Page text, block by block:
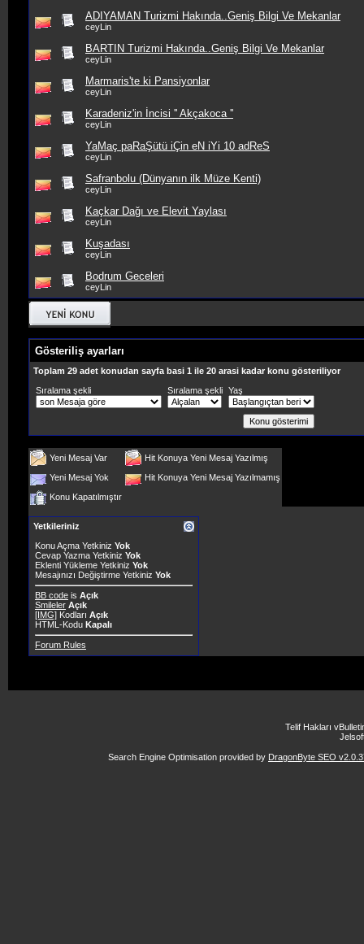
ADIYAMAN Turizmi Hakında..Geniş Bilgi Ve Mekanlar
ceyLin
BARTIN Turizmi Hakında..Geniş Bilgi Ve Mekanlar
ceyLin
Marmaris'te ki Pansiyonlar
ceyLin
Karadeniz'in İncisi '' Akçakoca ''
ceyLin
YaMaç paRaŞütü iÇin eN iYi 10 adReS
ceyLin
Safranbolu (Dünyanın ilk Müze Kenti)
ceyLin
Kaçkar Dağı ve Elevit Yaylası
ceyLin
Kuşadası
ceyLin
Bodrum Geceleri
ceyLin
Gösteriliş ayarları
Toplam 29 adet konudan sayfa basi 1 ile 20 arasi kadar konu gösteriliyor
Sıralama şekli
Sıralama şekli Yaş
Yeni Mesaj Var
Hit Konuya Yeni Mesaj Yazılmış
Yeni Mesaj Yok
Hit Konuya Yeni Mesaj Yazılmamış
Konu Kapatılmıştır
Yetkileriniz
Konu Açma Yetkiniz Yok
Cevap Yazma Yetkiniz Yok
Eklenti Yükleme Yetkiniz Yok
Mesajınızı Değiştirme Yetkiniz Yok
BB code is Açık
Smileler Açık
[IMG] Kodları Açık
HTML-Kodu Kapalı
Forum Rules
Telif Hakları
Search Engine Optimisation provided by DragonByte SEO